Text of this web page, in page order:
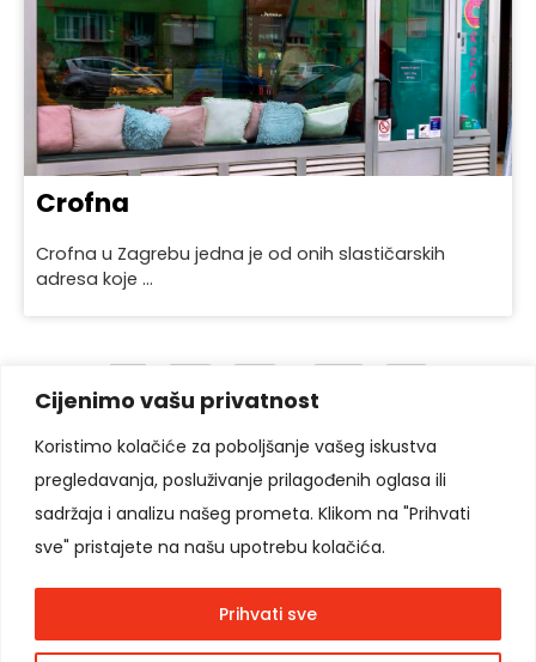
Cijenimo vašu privatnost
Koristimo kolačiće za poboljšanje vašeg iskustva
pregledavanja, posluživanje prilagođenih oglasa ili
sadržaja i analizu našeg prometa. Klikom na "Prihvati
sve" pristajete na našu upotrebu kolačića.
Prihvati sve
Crofna
Crofna u Zagrebu jedna je od onih slastičarskih
adresa koje ...
Pratite nas